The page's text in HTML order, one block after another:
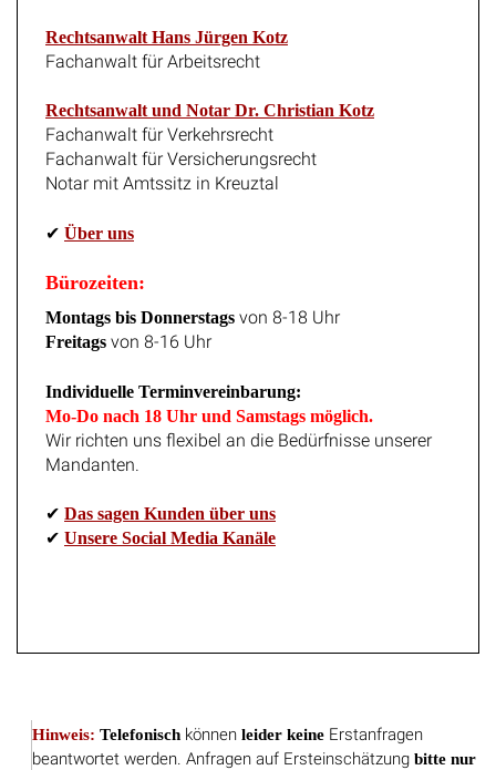
Rechtsanwalt Hans Jürgen Kotz
Fachanwalt für Arbeitsrecht
Rechtsanwalt und Notar Dr. Christian Kotz
Fachanwalt für Verkehrsrecht
Fachanwalt für Versicherungsrecht
Notar mit Amtssitz in Kreuztal
✔ Über uns
Bürozeiten:
Montags bis Donnerstags von 8-18 Uhr
Freitags von 8-16 Uhr
Individuelle Terminvereinbarung:
Mo-Do nach 18 Uhr und Samstags möglich.
Wir richten uns flexibel an die Bedürfnisse unserer
Mandanten.
✔ Das sagen Kunden über uns
✔ Unsere Social Media Kanäle
Hinweis:Telefonisch könnenleider keine Erstanfragen
beantwortet werden. Anfragen auf Ersteinschätzungbitte nur